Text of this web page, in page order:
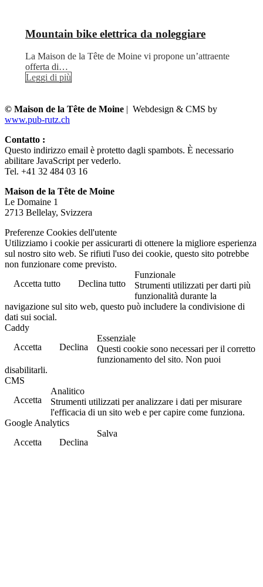
Mountain bike elettrica da noleggiare
La Maison de la Tête de Moine vi propone un’attraente
offerta di…
Leggi di più
© Maison de la Tête de Moine | Webdesign & CMS by
www.pub-rutz.ch
Contatto :
Questo indirizzo email è protetto dagli spambots. È necessario
abilitare JavaScript per vederlo.
Tel. +41 32 484 03 16
Maison de la Tête de Moine
Le Domaine 1
2713 Bellelay, Svizzera
Preferenze Cookies dell'utente
Utilizziamo i cookie per assicurarti di ottenere la migliore esperienza
sul nostro sito web. Se rifiuti l'uso dei cookie, questo sito potrebbe
non funzionare come previsto.
Accetta tutto
Declina tutto
Funzionale
Strumenti utilizzati per darti più
funzionalità durante la
navigazione sul sito web, questo può includere la condivisione di
dati sui social.
Caddy
Accetta
Declina
Essenziale
Questi cookie sono necessari per il corretto
funzionamento del sito. Non puoi
disabilitarli.
CMS
Accetta
Analitico
Strumenti utilizzati per analizzare i dati per misurare
l'efficacia di un sito web e per capire come funziona.
Google Analytics
Accetta
Declina
Salva